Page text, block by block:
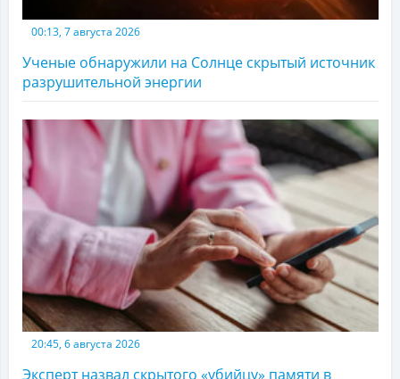
00:13, 7 августа 2026
Ученые обнаружили на Солнце скрытый источник
разрушительной энергии
20:45, 6 августа 2026
Эксперт назвал скрытого «убийцу» памяти в